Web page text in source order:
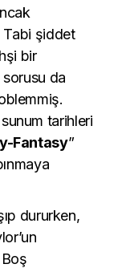
Tabi şiddet
bir
sorusu da
tarihleri
Fantasy”
dururken,